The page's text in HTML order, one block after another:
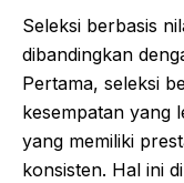
Seleksi berbasis
dibandingkan
Pertama, seleksi
kesempatan yang
yang memiliki
konsisten. Hal ini